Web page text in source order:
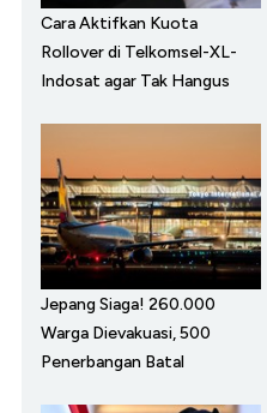
Cara Aktifkan Kuota
Rollover di Telkomsel-XL-
Indosat agar Tak Hangus
Jepang Siaga! 260.000
Warga Dievakuasi, 500
Penerbangan Batal